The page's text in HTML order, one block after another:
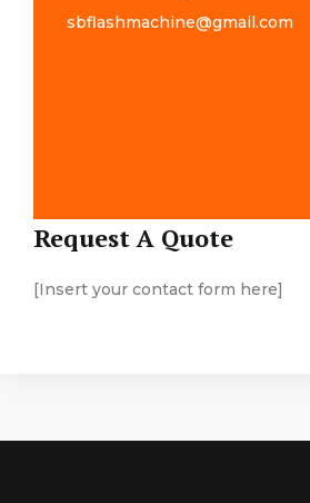
sbflashmachine@gmail.com
Request A Quote
[Insert your contact form here]